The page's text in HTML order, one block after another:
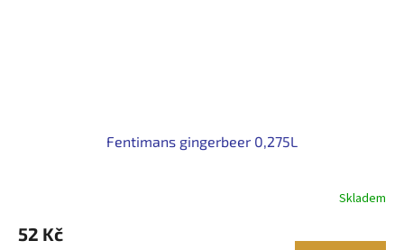
Fentimans gingerbeer 0,275L
produktu
Skladem
52 Kč